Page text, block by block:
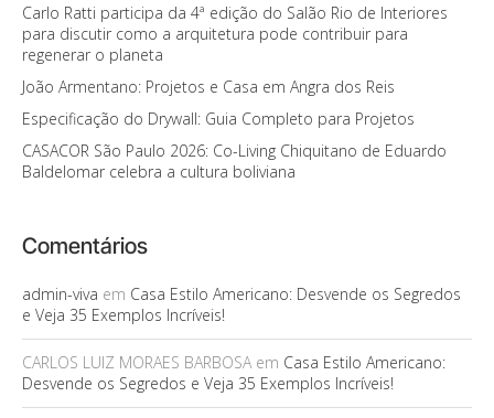
Carlo Ratti participa da 4ª edição do Salão Rio de Interiores
para discutir como a arquitetura pode contribuir para
regenerar o planeta
João Armentano: Projetos e Casa em Angra dos Reis
Especificação do Drywall: Guia Completo para Projetos
CASACOR São Paulo 2026: Co-Living Chiquitano de Eduardo
Baldelomar celebra a cultura boliviana
Comentários
admin-viva em Casa Estilo Americano: Desvende os Segredos
e Veja 35 Exemplos Incríveis!
CARLOS LUIZ MORAES BARBOSAem Casa Estilo Americano:
Desvende os Segredos e Veja 35 Exemplos Incríveis!